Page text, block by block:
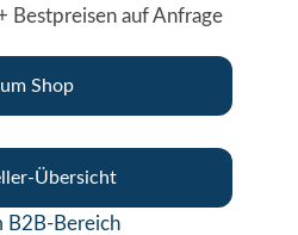
Bestpreisen auf Anfrage
Shop
Übersicht
B2B-Bereich